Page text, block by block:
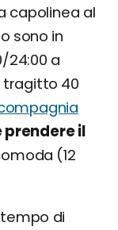
capolinea al
sono in
24:00 a
tragitto 40
il
(12
di